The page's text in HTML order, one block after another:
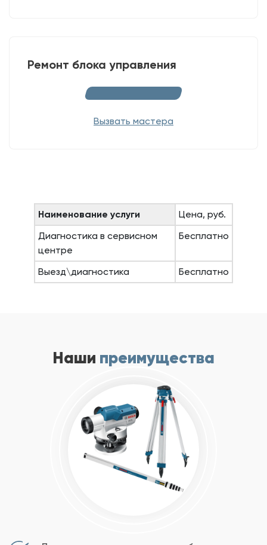
Ремонт блока управления
Вызвать мастера
Наименование услуги
Цена, руб.
Диагностика в сервисном
центре
Бесплатно
Выезд\диагностика Бесплатно
Наши преимущества